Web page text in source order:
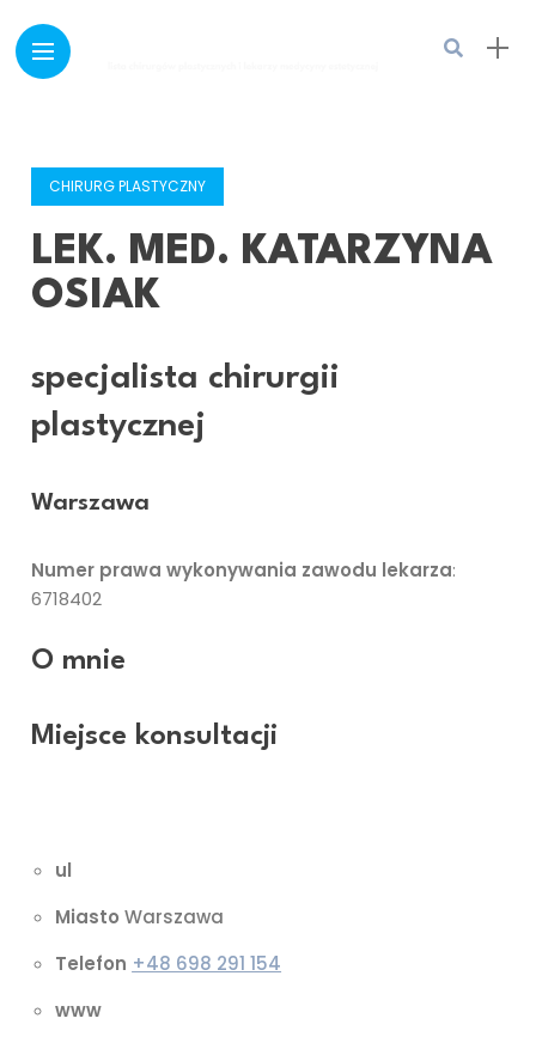
CHIRURG PLASTYCZNY
LEK. MED. KATARZYNA
OSIAK
specjalista chirurgii
plastycznej
Warszawa
Numer prawa wykonywania zawodu lekarza:
6718402
O mnie
Miejsce konsultacji
ul
Miasto Warszawa
Telefon +48 698 291 154
www